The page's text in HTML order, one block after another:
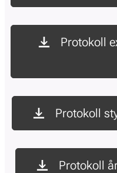
Protokoll
Protokoll
Protokoll